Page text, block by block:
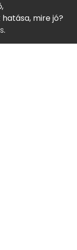
mire jó?
.